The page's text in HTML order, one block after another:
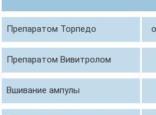
Препаратом Торпедо
Препаратом Вивитролом
Вшивание ампулы